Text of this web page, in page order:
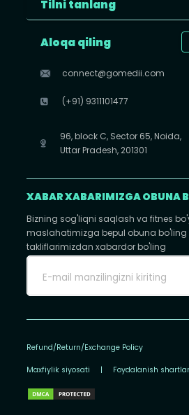
Tilni tanlang
Aloqa qiling
connect@gomedii.com
(+91) 9311101477
96, block C, Sector 65, Noida,
Uttar Pradesh, 201301
XABAR XABARIMIZGA OBUNA
Bizning sog'liqni saqlash va fitnes
maslahatimizga bepul obuna bo'ling
takliflarimizdan xabardor bo'ling
Refund/Return/Exchange Policy
Maxfiylik siyosati | Foydalanish